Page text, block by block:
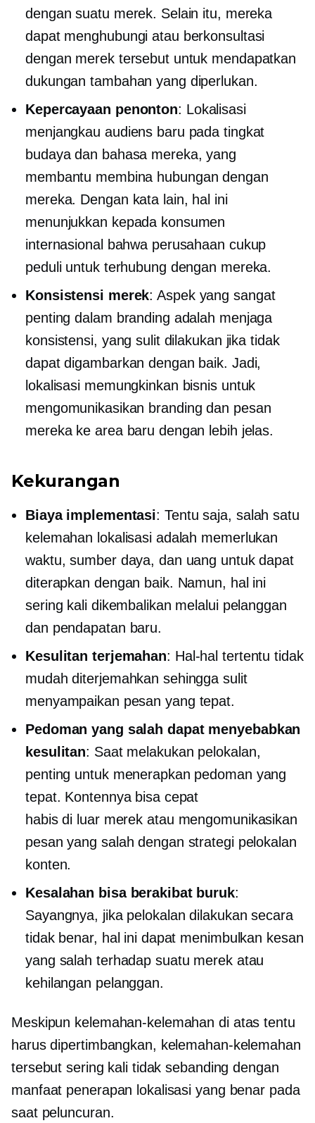
dengan suatu merek. Selain itu, mereka
dapat menghubungi atau berkonsultasi
dengan merek tersebut untuk mendapatkan
dukungan tambahan yang diperlukan.
Kepercayaan penonton: Lokalisasi
menjangkau audiens baru pada tingkat
budaya dan bahasa mereka, yang
membantu membina hubungan dengan
mereka. Dengan kata lain, hal ini
menunjukkan kepada konsumen
internasional bahwa perusahaan cukup
peduli untuk terhubung dengan mereka.
Konsistensi merek: Aspek yang sangat
penting dalam branding adalah menjaga
konsistensi, yang sulit dilakukan jika tidak
dapat digambarkan dengan baik. Jadi,
lokalisasi memungkinkan bisnis untuk
mengomunikasikan branding dan pesan
mereka ke area baru dengan lebih jelas.
Kekurangan
Biaya implementasi: Tentu saja, salah satu
kelemahan lokalisasi adalah memerlukan
waktu, sumber daya, dan uang untuk dapat
diterapkan dengan baik. Namun, hal ini
sering kali dikembalikan melalui pelanggan
dan pendapatan baru.
Kesulitan terjemahan: Hal-hal tertentu tidak
mudah diterjemahkan sehingga sulit
menyampaikan pesan yang tepat.
Pedoman yang salah dapat menyebabkan
kesulitan: Saat melakukan pelokalan,
penting untuk menerapkan pedoman yang
tepat. Kontennya bisa cepat
habisdi luar merek atau mengomunikasikan
pesan yang salah dengan strategi pelokalan
konten.
Kesalahan bisa berakibat buruk:
Sayangnya, jika pelokalan dilakukan secara
tidak benar, hal ini dapat menimbulkan kesan
yang salah terhadap suatu merek atau
kehilangan pelanggan.
Meskipun kelemahan-kelemahan di atas tentu
harus dipertimbangkan, kelemahan-kelemahan
tersebut sering kali tidak sebanding dengan
manfaat penerapan lokalisasi yang benar pada
saat peluncuran.